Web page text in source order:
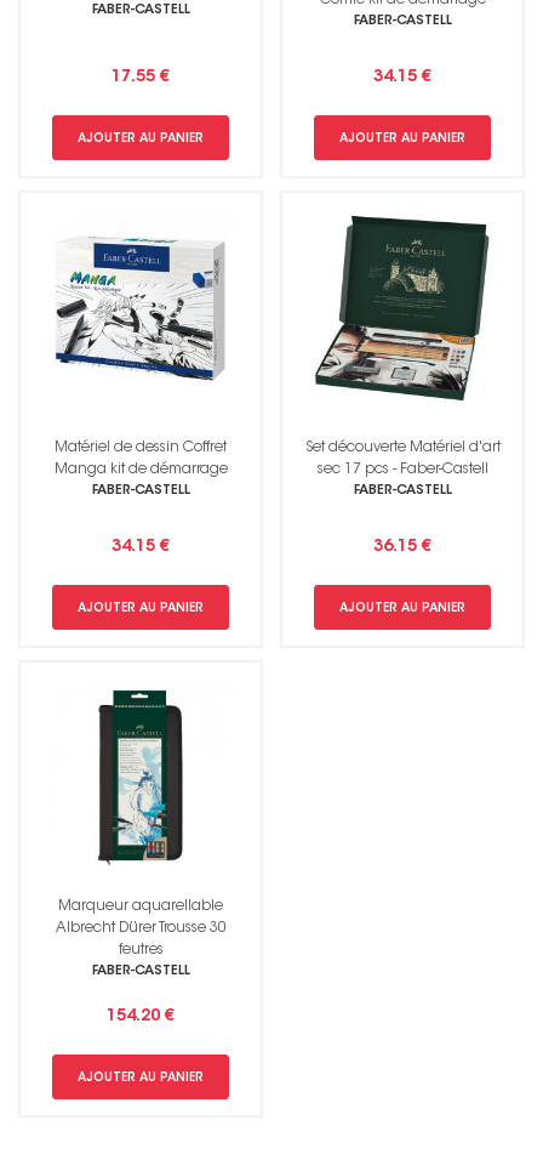
FABER-CASTELL
17.55 €
AJOUTER AU PANIER
FABER-CASTELL
34.15 €
AJOUTER AU PANIER
Matériel de dessin Coffret
Manga kit de démarrage
FABER-CASTELL
34.15 €
AJOUTER AU PANIER
Set découverte Matériel d'art
sec 17 pcs - Faber-Castell
FABER-CASTELL
36.15 €
AJOUTER AU PANIER
Marqueur aquarellable
Albrecht Dürer Trousse 30
feutres
FABER-CASTELL
154.20 €
AJOUTER AU PANIER